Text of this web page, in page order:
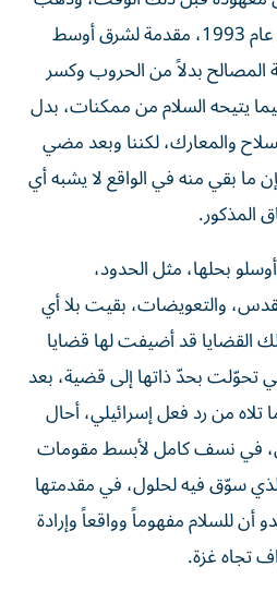
البعض لاعتبار اتفاق أوسلو عام 1993، مقدمة لشرق أوسط
المصالح بدلاً من الحروب وكسر
يتيحه السلام من ممكنات، بدل
والمعارك، لكننا وبعد مضي
فإن ما بقي منه في الواقع لا يشبه أي
المذكور.
بحلها، مثل الحدود،
والتعويضات، بقيت بلا أي
القضايا قد أضيفت لها قضايا
تحوّلت بحدّ ذاتها إلى قضية، بعد
من أكتوبر 2023، وما تلاه من رد فعل إسرائيلي، أحال
في نسف كامل لأبسط مقومات
سوّق فيه لحلول، في مقدمتها
للسلام مفهوماً وواقعاً وإرادة
تجاه غزة.